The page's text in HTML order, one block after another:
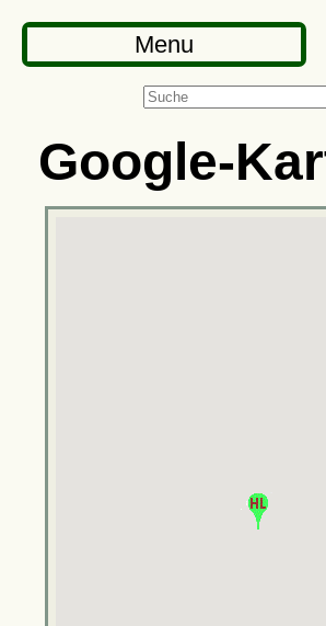
Menu
Google-